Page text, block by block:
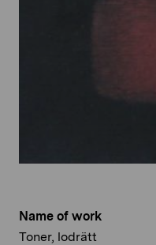
Name of work
Toner, lodrätt